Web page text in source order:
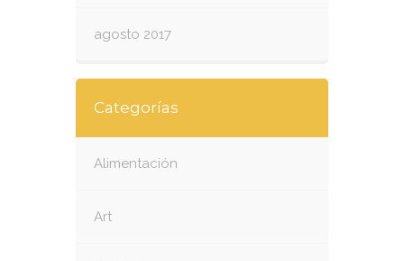
agosto 2017
Categorías
Alimentación
Art